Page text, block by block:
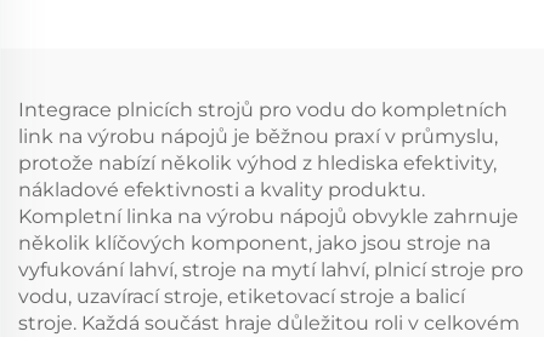
Integrace plnicích strojů pro vodu do kompletních
link na výrobu nápojů je běžnou praxí v průmyslu,
protože nabízí několik výhod z hlediska efektivity,
nákladové efektivnosti a kvality produktu.
Kompletní linka na výrobu nápojů obvykle zahrnuje
několik klíčových komponent, jako jsou stroje na
vyfukování lahví, stroje na mytí lahví, plnicí stroje pro
vodu, uzavírací stroje, etiketovací stroje a balicí
stroje. Každá součást hraje důležitou roli v celkovém